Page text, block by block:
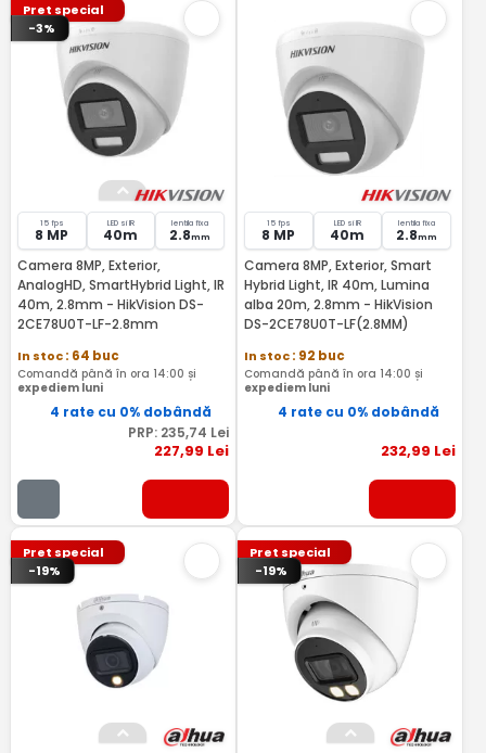
Pret special
-3%
15 fps
8 MP
LED si IR
40m
lentila fixa
2.8mm
Camera 8MP, Exterior,
AnalogHD, SmartHybrid Light, IR
40m, 2.8mm - HikVision DS-
2CE78U0T-LF-2.8mm
In stoc: 64 buc
Comandă până în ora 14:00 și
expediem luni
4 rate cu 0% dobândă
PRP: 235,74 Lei
227,99 Lei
15 fps
8 MP
LED si IR
40m
lentila fixa
2.8mm
Camera 8MP, Exterior, Smart
Hybrid Light, IR 40m, Lumina
alba 20m, 2.8mm - HikVision
DS-2CE78U0T-LF(2.8MM)
In stoc: 92 buc
Comandă până în ora 14:00 și
expediem luni
4 rate cu 0% dobândă
232,99 Lei
Pret special
-19%
Pret special
-19%